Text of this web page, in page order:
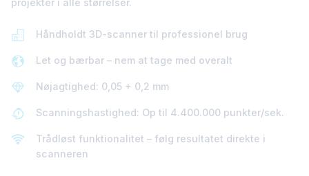
Håndholdt 3D-scanner til professionel brug
Let og bærbar – nem at tage med overalt
Nøjagtighed: 0,05 + 0,2 mm
Scanningshastighed: Op til 4.400.000 punkter/sek.
Trådløst funktionalitet – følg resultatet direkte i
scanneren